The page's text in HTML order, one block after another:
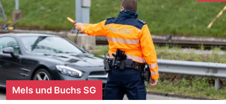
Mels und Buchs SG